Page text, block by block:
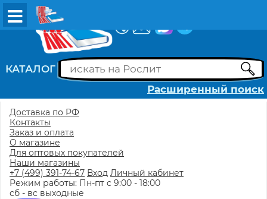
КАТАЛОГ
Расширенный поиск
Доставка по РФ
Контакты
Заказ и оплата
О магазине
Для оптовых покупателей
Наши магазины
+7 (499) 391-74-67 Вход Личный кабинет
Режим работы: Пн-пт с 9:00 - 18:00
сб - вс выходные